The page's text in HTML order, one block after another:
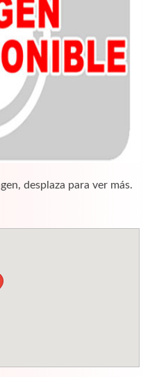
desplaza para ver más.